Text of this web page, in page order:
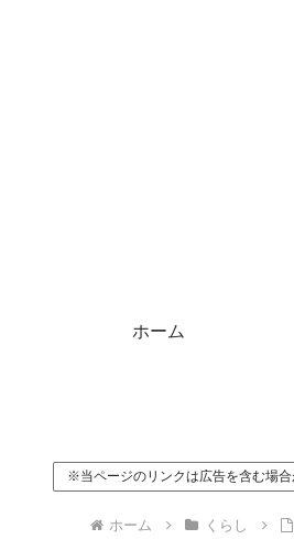
ホーム
※当ページのリンクは広告を含む場
ホーム くらし